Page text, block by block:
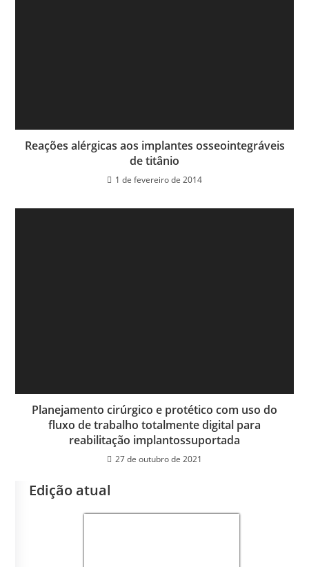
Reações alérgicas aos implantes osseointegráveis
de titânio
1 de fevereiro de 2014
Planejamento cirúrgico e protético com uso do
fluxo de trabalho totalmente digital para
reabilitação implantossuportada
27 de outubro de 2021
Edição atual